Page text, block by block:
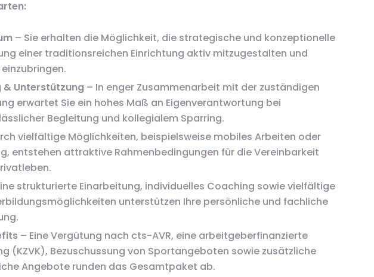
– Sie erhalten die Möglichkeit, die strategische und konzeptionelle
einer traditionsreichen Einrichtung aktiv mitzugestalten und
Unterstützung – In enger Zusammenarbeit mit der zuständigen
erwartet Sie ein hohes Maß an Eigenverantwortung bei
Begleitung und kollegialem Sparring.
vielfältige Möglichkeiten, beispielsweise mobiles Arbeiten oder
entstehen attraktive Rahmenbedingungen für die Vereinbarkeit
strukturierte Einarbeitung, individuelles Coaching sowie vielfältige
unterstützen Ihre persönliche und fachliche
– Eine Vergütung nach cts-AVR, eine arbeitgeberfinanzierte
(KZVK), Bezuschussung von Sportangeboten sowie zusätzliche
Angebote runden das Gesamtpaket ab.